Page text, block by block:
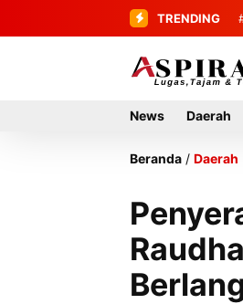
TRENDING
News Daerah
Beranda / Daerah